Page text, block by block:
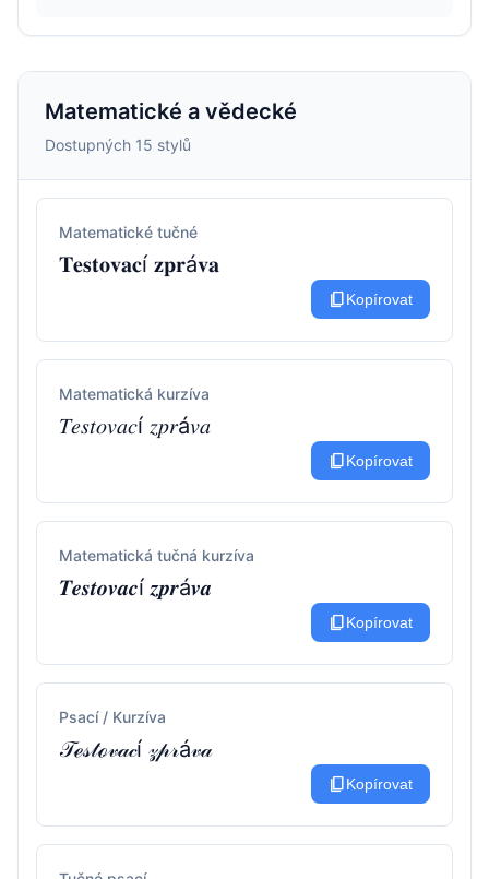
Matematické a vědecké
Dostupných 15 stylů
Matematické tučné
𝐓𝐞𝐬𝐭𝐨𝐯𝐚𝐜í 𝐳𝐩𝐫á𝐯𝐚
content_copyKopírovat
Matematická kurzíva
𝑇𝑒𝑠𝑡𝑜𝑣𝑎𝑐í 𝑧𝑝𝑟á𝑣𝑎
content_copyKopírovat
Matematická tučná kurzíva
𝑻𝒆𝒔𝒕𝒐𝒗𝒂𝒄í 𝒛𝒑𝒓á𝒗𝒂
content_copyKopírovat
Psací / Kurzíva
𝒯ℯ𝓈𝓉ℴ𝓋𝒶𝒸í 𝓏𝓅𝓇á𝓋𝒶
content_copyKopírovat